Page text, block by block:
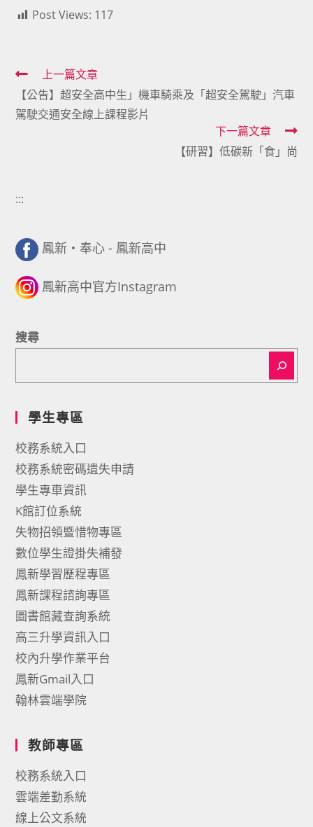
Post Views: 117
Read
more
articles
上一篇文章
【公告】超安全高中生」機車騎乘及「超安全駕駛」汽車
駕駛交通安全線上課程影片
下一篇文章
【研習】低碳新「食」尚
:::
鳳新・奉心 - 鳳新高中
鳳新高中官方Instagram
搜尋
學生專區
校務系統入口
校務系統密碼遺失申請
學生專車資訊
K館訂位系統
失物招領暨惜物專區
數位學生證掛失補發
鳳新學習歷程專區
鳳新課程諮詢專區
圖書館藏查詢系統
高三升學資訊入口
校內升學作業平台
鳳新Gmail入口
翰林雲端學院
教師專區
校務系統入口
雲端差勤系統
線上公文系統